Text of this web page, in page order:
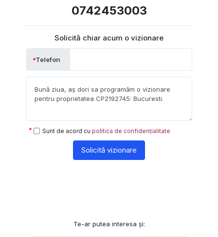
0742453003
Solicită chiar acum o vizionare
Telefon
Sunt de acord cu politica de confidențialitate
Solicită vizionare
Te-ar putea interesa și: